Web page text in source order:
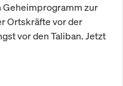
Geheimprogramm zur
Ortskräfte vor der
vor den Taliban. Jetzt